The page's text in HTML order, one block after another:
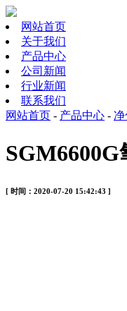
网站首页
关于我们
产品中心
公司新闻
行业新闻
联系我们
网站首页 - 产品中心 - 净
[ 时间：2020-07-20 15:42:43 ]